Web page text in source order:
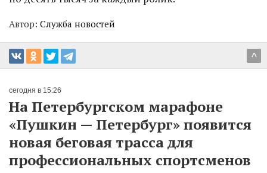
Автор: Служба новостей
^
сегодня в 15:26
На Петербургском марафоне
«Пушкин — Петербург» появится
новая беговая трасса для
профессиональных спортсменов